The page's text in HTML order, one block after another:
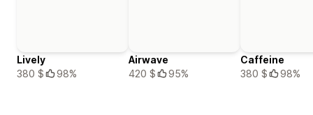
Lively
380 $
98%
Airwave
420 $
95%
Caffeine
380 $
98%